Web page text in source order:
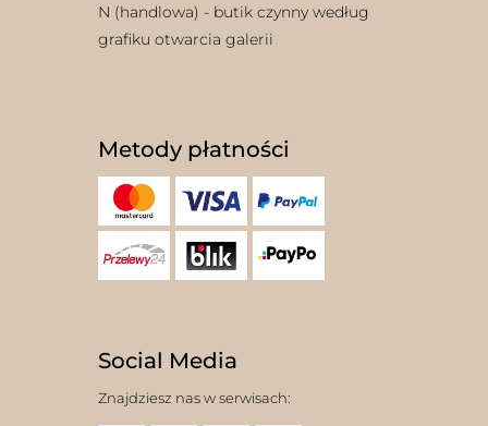
N (handlowa) - butik czynny według
grafiku otwarcia galerii
Metody płatności
Social Media
Znajdziesz nas w serwisach: